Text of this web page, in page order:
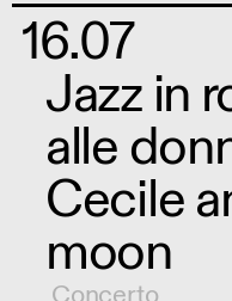
16.07
Jazz in
alle
Cecile
moon